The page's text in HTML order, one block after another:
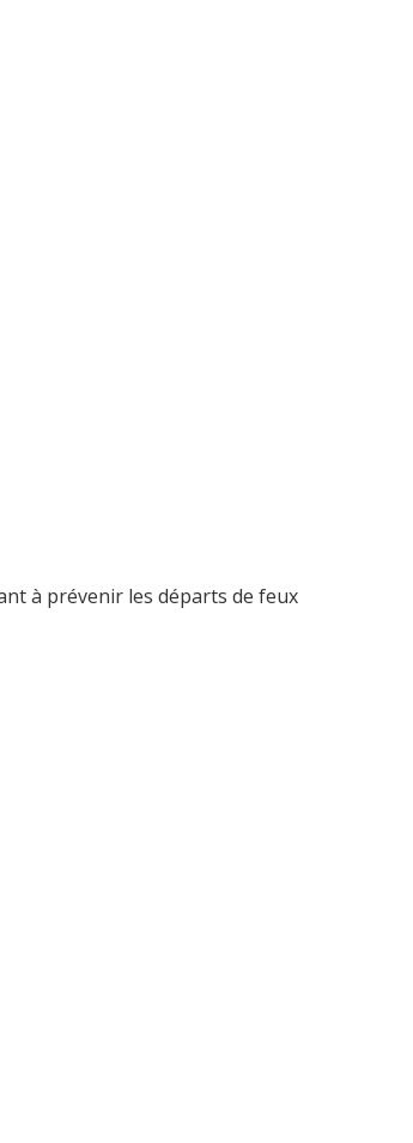
à prévenir les départs de feux